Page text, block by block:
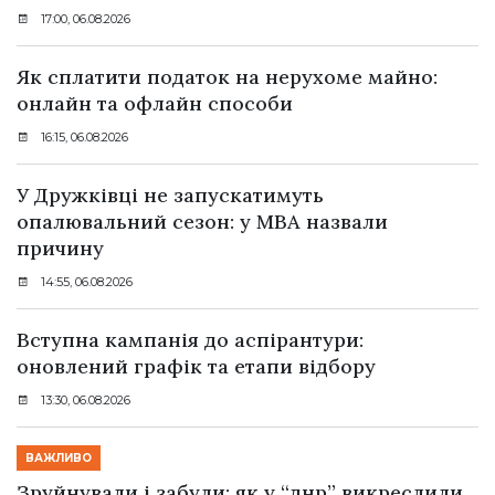
17:00, 06.08.2026
Як сплатити податок на нерухоме майно:
онлайн та офлайн способи
16:15, 06.08.2026
У Дружківці не запускатимуть
опалювальний сезон: у МВА назвали
причину
14:55, 06.08.2026
Вступна кампанія до аспірантури:
оновлений графік та етапи відбору
13:30, 06.08.2026
ВАЖЛИВО